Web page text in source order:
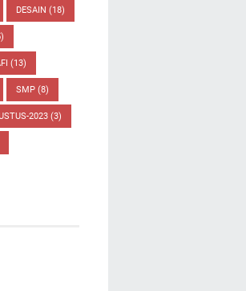
DESAIN (18)
(13)
SMP (8)
2023 (3)